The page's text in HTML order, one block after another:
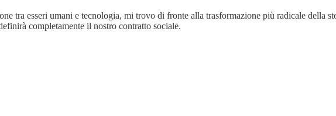
tra esseri umani e tecnologia, mi trovo di fronte alla trasformazione più radicale
completamente il nostro contratto sociale.